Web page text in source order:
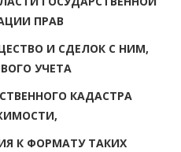
ПРАВ
И СДЕЛОК С НИМ,
УЧЕТА
КАДАСТРА
К ФОРМАТУ ТАКИХ